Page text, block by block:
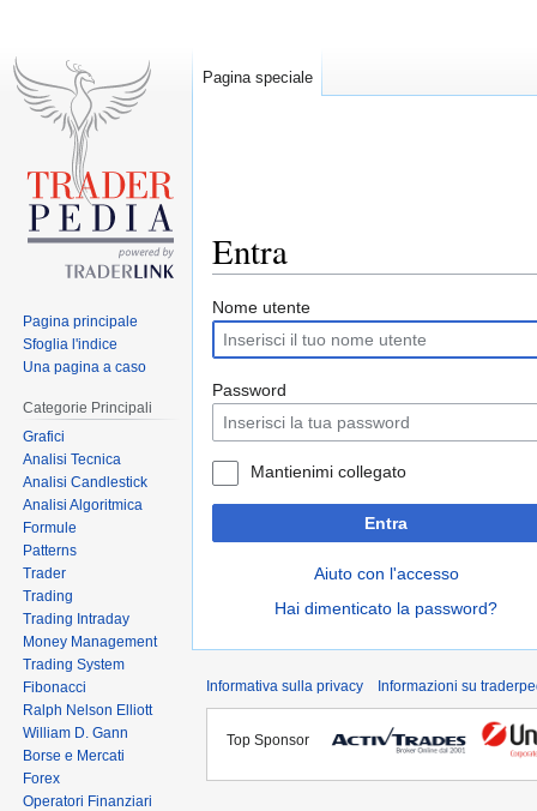
Entra
Jump
to
navigation
Jump
to
search
Nome utente
Password
Mantienimi collegato
Entra
Aiuto con l'accesso
Hai dimenticato la password?
Pagina speciale
Pagina principale
Sfoglia l'indice
Una pagina a caso
Categorie Principali
Grafici
Analisi Tecnica
Analisi Candlestick
Analisi Algoritmica
Formule
Patterns
Trader
Trading
Trading Intraday
Money Management
Trading System
Fibonacci
Ralph Nelson Elliott
William D. Gann
Borse e Mercati
Forex
Operatori Finanziari
Informativa sulla privacy Informazioni su
Top Sponsor